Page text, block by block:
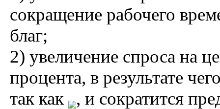
сокращение рабочего
благ;
2) увеличение спроса на
процента, в результате
так как
, и сократится